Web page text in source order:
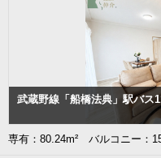
武蔵野線「船橋法典」駅バス
専有：80.24m² バルコニー：